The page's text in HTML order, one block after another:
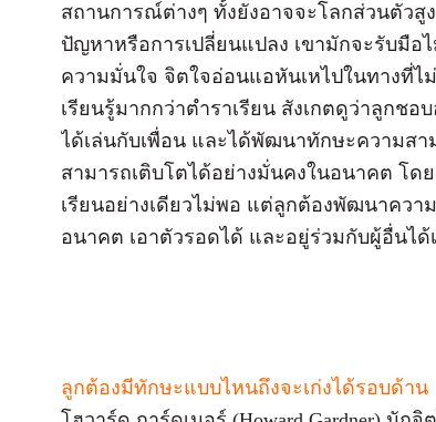
สถานการณ์ต่างๆ ทั้งยังอาจจะโลกส่วนตัวสู
ปัญหาหรือการเปลี่ยนแปลง เขามักจะรับมื
ความมั่นใจ จิตใจอ่อนแอหันเหไปในทางที่
เรียนรู้มากกว่าตำราเรียน สังเกตดูว่าลูกช
ได้เล่นกับเพื่อน และได้พัฒนาทักษะความสา
สามารถเติบโตได้อย่างมั่นคงในอนาคต โด
เรียนอย่างเดียวไม่พอ แต่ลูกต้องพัฒนาควา
อนาคต เอาตัวรอดได้ และอยู่ร่วมกับผู้อื่นได้
ลูกต้องมีทักษะแบบไหนถึงจะเก่งได้รอบด้าน